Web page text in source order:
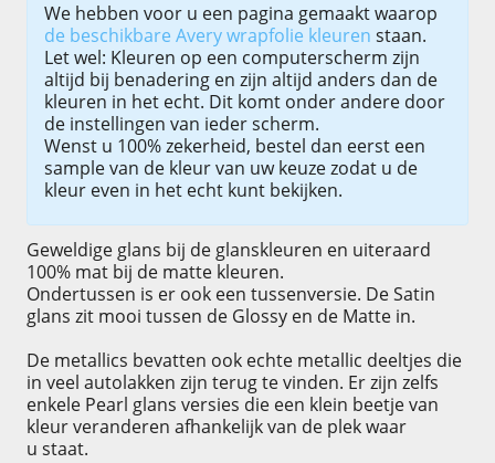
We hebben voor u een pagina gemaakt waarop
de beschikbare Avery wrapfolie kleuren staan.
Let wel: Kleuren op een computerscherm zijn
altijd bij benadering en zijn altijd anders dan de
kleuren in het echt. Dit komt onder andere door
de instellingen van ieder scherm.
Wenst u 100% zekerheid, bestel dan eerst een
sample van de kleur van uw keuze zodat u de
kleur even in het echt kunt bekijken.
Geweldige glans bij de glanskleuren en uiteraard
100% mat bij de matte kleuren.
Ondertussen is er ook een tussenversie. De Satin
glans zit mooi tussen de Glossy en de Matte in.
De metallics bevatten ook echte metallic deeltjes die
in veel autolakken zijn terug te vinden. Er zijn zelfs
enkele Pearl glans versies die een klein beetje van
kleur veranderen afhankelijk van de plek waar
u staat.